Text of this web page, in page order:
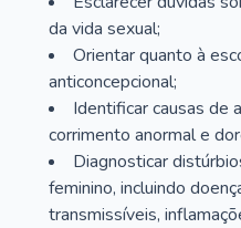
da vida sexual;
Orientar quanto à
anticoncepcional;
Identificar causas de
corrimento anormal e
Diagnosticar
feminino, incluindo
transmissíveis,